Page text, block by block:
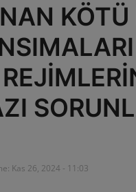
Kas 26, 2024 - 11:03